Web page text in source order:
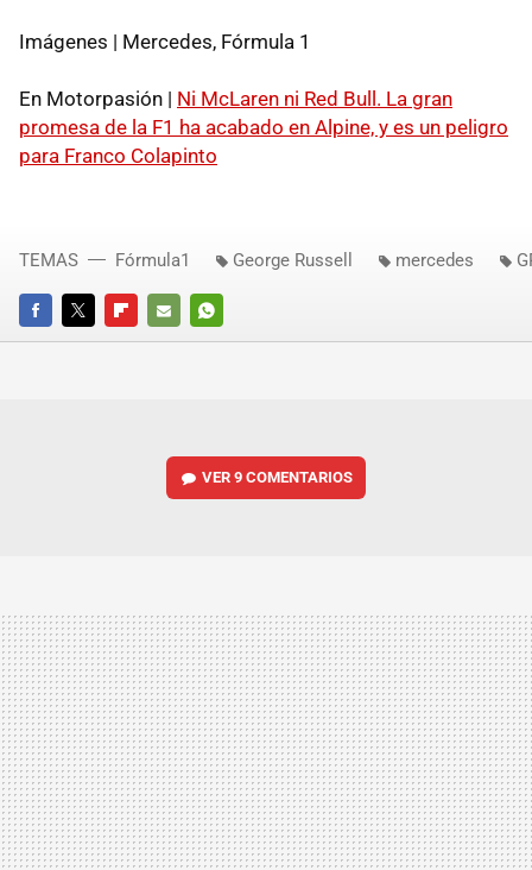
Imágenes | Mercedes, Fórmula 1
En Motorpasión | Ni McLaren ni Red Bull. La gran
promesa de la F1 ha acabado en Alpine, y es un peligro
para Franco Colapinto
FACEBOOKTWITTERFLIPBOARD
E-
WHATSAPP
TEMAS Fórmula1 George Russell mercedes
VER9 COMENTARIOS